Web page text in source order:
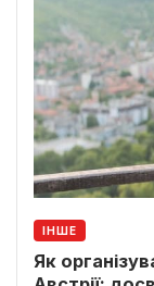
ІНШЕ
Як